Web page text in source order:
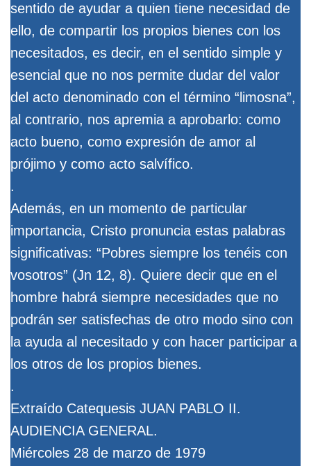
sentido de ayudar a quien tiene necesidad de
ello, de compartir los propios bienes con los
necesitados, es decir, en el sentido simple y
esencial que no nos permite dudar del valor
del acto denominado con el término “limosna”,
al contrario, nos apremia a aprobarlo: como
acto bueno, como expresión de amor al
prójimo y como acto salvífico.
.
Además, en un momento de particular
importancia, Cristo pronuncia estas palabras
significativas: “Pobres siempre los tenéis con
vosotros” (Jn 12, 8). Quiere decir que en el
hombre habrá siempre necesidades que no
podrán ser satisfechas de otro modo sino con
la ayuda al necesitado y con hacer participar a
los otros de los propios bienes.
.
Extraído Catequesis JUAN PABLO II.
AUDIENCIA GENERAL.
Miércoles 28 de marzo de 1979